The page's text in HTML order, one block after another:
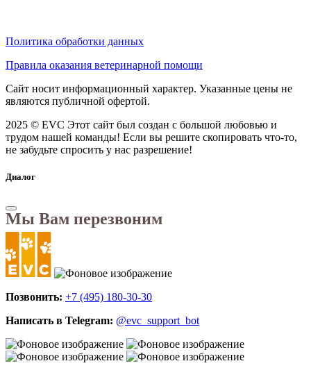
Политика обработки данных
Правила оказания ветеринарной помощи
Сайт носит информационный характер. Указанные цены не
являются публичной офертой.
2025 © EVC Этот сайт был создан с большой любовью и
трудом нашей команды! Если вы решите скопировать что-то,
не забудьте спросить у нас разрешение!
Диалог
Мы Вам перезвоним
Позвонить: +7 (495) 180-30-30
Написать в Telegram: @evc_support_bot